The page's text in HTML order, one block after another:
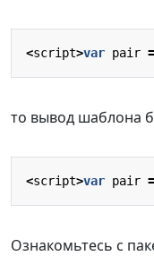
<script>var pair =
то вывод шаблона
<script>var pair =
Ознакомьтесь с